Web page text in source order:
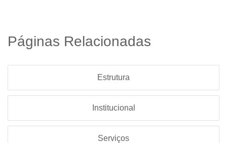
Páginas Relacionadas
Estrutura
Institucional
Serviços